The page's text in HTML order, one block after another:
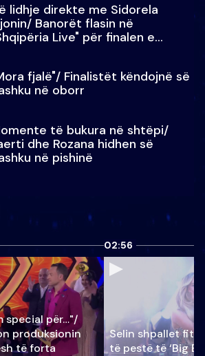
lidhje direkte me Sidorela
Banorët flasin në
Live" për finalen e
fjalë"/ Finalistët këndojnë së
në oborr
të bukura në shtëpi/
dhe Rozana hidhen së
në pishinë
special për…"/
produksionin
të forta
02:56
Selin shpallet
të pestë të ‘Big